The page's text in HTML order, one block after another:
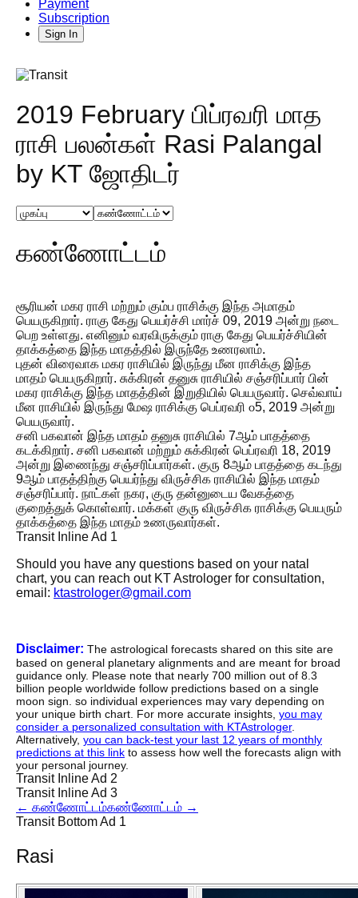
Payment
Subscription
Sign In
2019 February பிப்ரவரி மாத
ராசி பலன்கள் Rasi Palangal
by KT ஜோதிடர்
கண்ணோட்டம்
சூரியன் மகர ராசி மற்றும் கும்ப ராசிக்கு இந்த அமாதம்
பெயருகிறார். ராகு கேது பெயர்ச்சி மார்ச் 09, 2019 அன்று நடை
பெற உள்ளது. எனினும் வரவிருக்கும் ராகு கேது பெயர்ச்சியின்
தாக்கத்தை இந்த மாதத்தில் இருந்தே உணரலாம்.
புதன் விரைவாக மகர ராசியில் இருந்து மீன ராசிக்கு இந்த
மாதம் பெயருகிறார். சுக்கிரன் தனுசு ராசியில் சஞ்சரிப்பார் பின்
மகர ராசிக்கு இந்த மாதத்தின் இறுதியில் பெயருவார். செவ்வாய்
மீன ராசியில் இருந்து மேஷ ராசிக்கு பெப்ரவரி ௦5, 2019 அன்று
பெயருவார்.
சனி பகவான் இந்த மாதம் தனுசு ராசியில் 7ஆம் பாதத்தை
கடக்கிறார். சனி பகவான் மற்றும் சுக்கிரன் பெப்ரவரி 18, 2019
அன்று இணைந்து சஞ்சரிப்பார்கள். குரு 8ஆம் பாதத்தை கடந்து
9ஆம் பாதத்திற்கு பெயர்ந்து விருச்சிக ராசியில் இந்த மாதம்
சஞ்சரிப்பார். நாட்கள் நகர, குரு தன்னுடைய வேகத்தை
குறைத்துக் கொள்வார். மக்கள் குரு விருச்சிக ராசிக்கு பெயரும்
தாக்கத்தை இந்த மாதம் உணருவார்கள்.
Transit Inline Ad 1
Should you have any questions based on your natal
chart, you can reach out KT Astrologer for consultation,
email: ktastrologer@gmail.com
Disclaimer: The astrological forecasts shared on this site are
based on general planetary alignments and are meant for broad
guidance only. Please note that nearly 700 million out of 8.3
billion people worldwide follow predictions based on a single
moon sign. so individual experiences may vary depending on
your unique birth chart. For more accurate insights, you may
consider a personalized consultation with KTAstrologer.
Alternatively, you can back-test your last 12 years of monthly
predictions at this link to assess how well the forecasts align with
your personal journey.
Transit Inline Ad 2
Transit Inline Ad 3
← கண்ணோட்டம்கண்ணோட்டம் →
Transit Bottom Ad 1
Rasi